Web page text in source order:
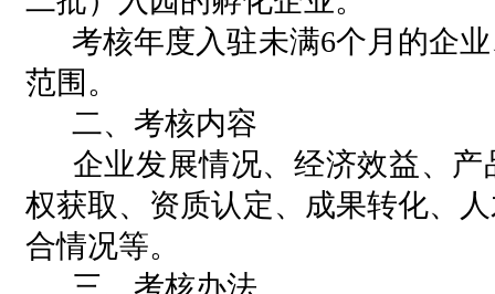
考核年度入驻未满6个月的企
范围。
二、考核内容
企业发展情况、经济效益、
权获取、资质认定、成果转化、
合情况等。
三、考核办法